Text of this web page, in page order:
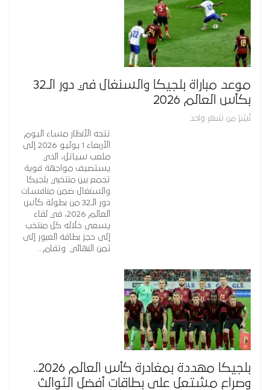
موعد مباراة بلجيكا والسنغال في دور الـ32
بكأس العالم 2026
نُشِرَ من شهر واحد
تتجه الأنظار مساء اليوم
الأربعاء 1 يوليو 2026 إلى
ملعب سياتل، الذي
يستضيف مواجهة قوية
تجمع بين منتخبي بلجيكا
والسنغال ضمن منافسات
دور الـ32 من بطولة كأس
العالم 2026، في لقاء
يسعى خلاله كل منتخب
إلى حجز بطاقة العبور إلى
ثمن النهائي. وتقام…
بلجيكا مهددة بمغادرة كأس العالم 2026..
وصراع مشتعل على بطاقات أفضل الثوالث